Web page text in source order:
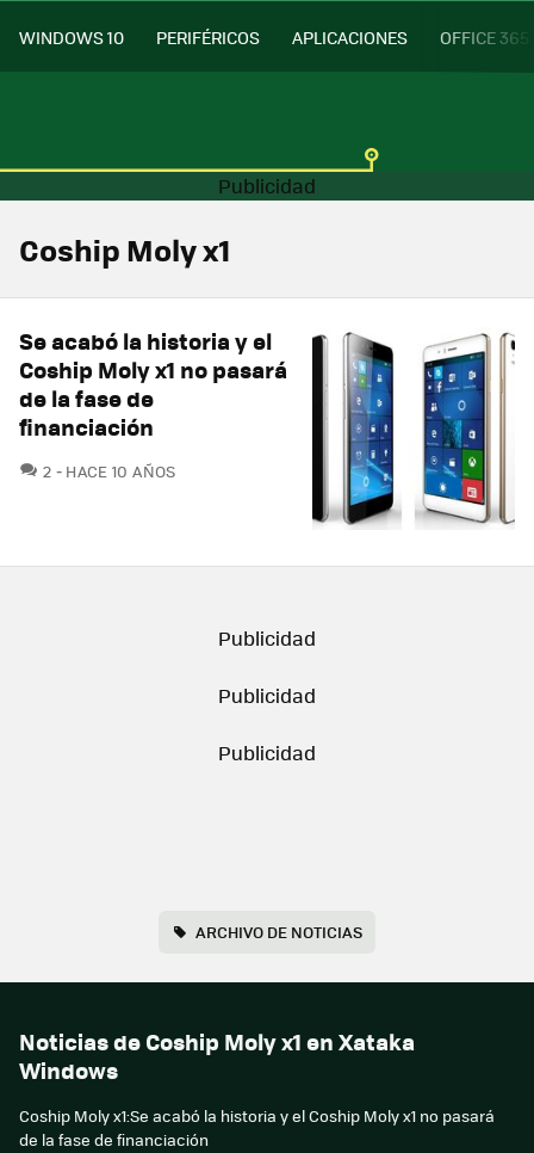
WINDOWS 10 PERIFÉRICOS APLICACIONES OFFICE 365
Coship Moly x1
Se acabó la historia y el
Coship Moly x1 no pasará
de la fase de
financiación
2 COMENTARIOS
HACE 10 AÑOS
ARCHIVO DE NOTICIAS
Noticias de Coship Moly x1 en Xataka
Windows
Coship Moly x1:Se acabó la historia y el Coship Moly x1 no pasará
de la fase de financiación